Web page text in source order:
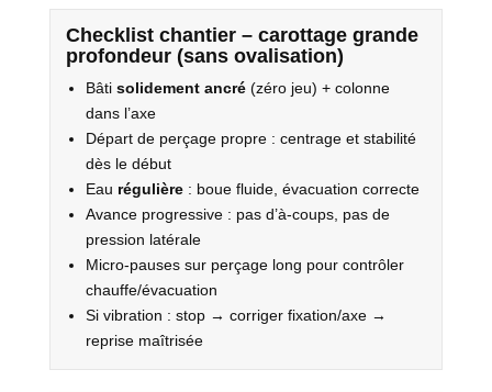
Checklist chantier – carottage grande
profondeur (sans ovalisation)
Bâti solidement ancré (zéro jeu) + colonne
dans l’axe
Départ de perçage propre : centrage et stabilité
dès le début
Eau régulière : boue fluide, évacuation correcte
Avance progressive : pas d’à-coups, pas de
pression latérale
Micro-pauses sur perçage long pour contrôler
chauffe/évacuation
Si vibration : stop → corriger fixation/axe →
reprise maîtrisée